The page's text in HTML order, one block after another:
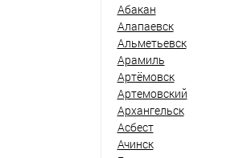
Абакан
Алапаевск
Альметьевск
Арамиль
Артёмовск
Артемовский
Архангельск
Асбест
Ачинск